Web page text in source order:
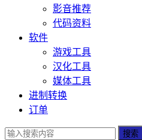
影音推荐
代码资料
软件
游戏工具
汉化工具
媒体工具
进制转换
订单
搜索